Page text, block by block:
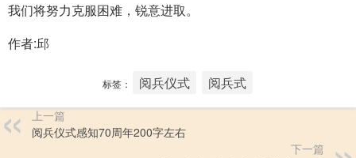
我们将努力克服困难，锐意进取。
作者:邱
标签： 阅兵仪式 阅兵式
上一篇
阅兵仪式感知70周年200字左右
下一篇